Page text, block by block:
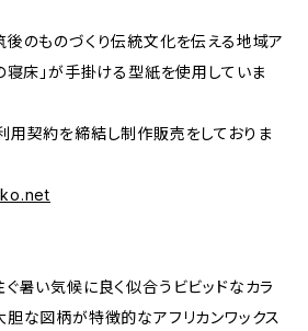
後のものづくり伝統文化を伝える地域ア
寝床」が手掛ける型紙を使用していま
契約を締結し制作販売をしておりま
暑い気候に良く似合うビビッドなカラ
な図柄が特徴的なアフリカンワックス